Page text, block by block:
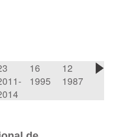
16
1995
12
1987